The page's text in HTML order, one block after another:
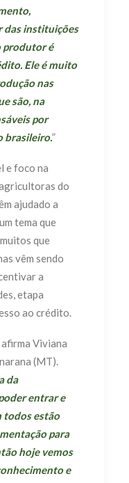
das instituições
produtor é
Ele é muito
nas
são, na
por
brasileiro.”
e foco na
do
ajudado a
tema que
que
vêm sendo
a
etapa
ao crédito.
afirma Viviana
(MT).
da
entrar e
todos estão
para
hoje vemos
e